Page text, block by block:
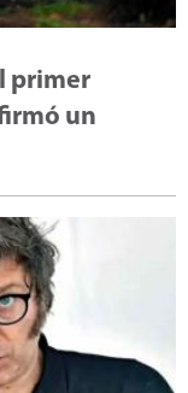
primer
un